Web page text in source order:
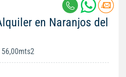
en Naranjos del